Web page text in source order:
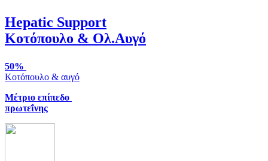
Hepatic Support
Κοτόπουλο & Ολ.Αυγό
50%
Κοτόπουλο & αυγό
Μέτριο επίπεδο
πρωτεΐνης